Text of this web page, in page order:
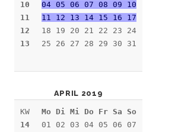
10
11
12
13
04 05 06 07 08 09 10
11 12 13 14 15 16 17
18 19 20 21 22 23 24
25 26 27 28 29 30 31
APRIL 2019
KW
14
Mo Di Mi Do Fr Sa So
01 02 03 04 05 06 07